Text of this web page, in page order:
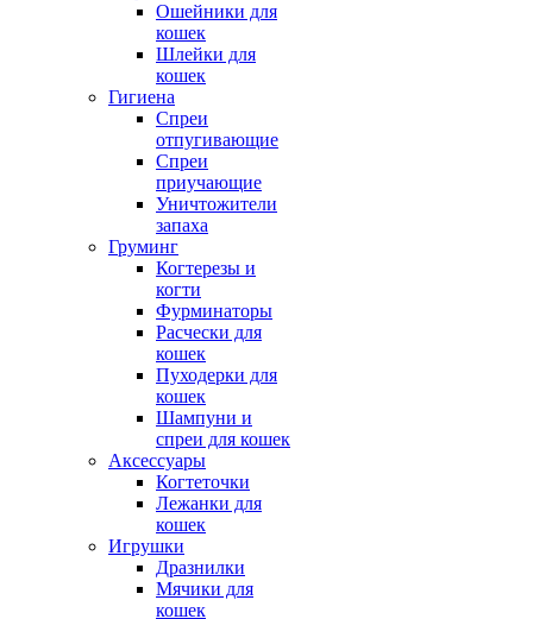
Ошейники для
кошек
Шлейки для
кошек
Гигиена
Спреи
отпугивающие
Спреи
приучающие
Уничтожители
запаха
Груминг
Когтерезы и
когти
Фурминаторы
Расчески для
кошек
Пуходерки для
кошек
Шампуни и
спреи для кошек
Аксессуары
Когтеточки
Лежанки для
кошек
Игрушки
Дразнилки
Мячики для
кошек